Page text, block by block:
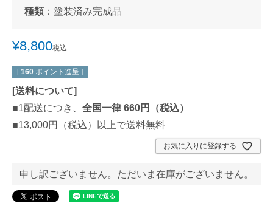
種類 ： 塗装済み完成品
¥8,800税込
[ 160 ポイント進呈 ]
[送料について]
■1配送につき、 全国一律 660円（税込）
■13,000円（税込）以上で送料無料
お気に入りに登録する
申し訳ございません。ただいま在庫がございません。